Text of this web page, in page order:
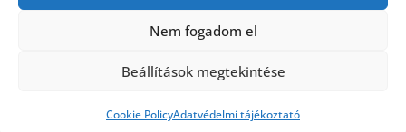
Nem fogadom el
Beállítások megtekintése
Cookie PolicyAdatvédelmi tájékoztató